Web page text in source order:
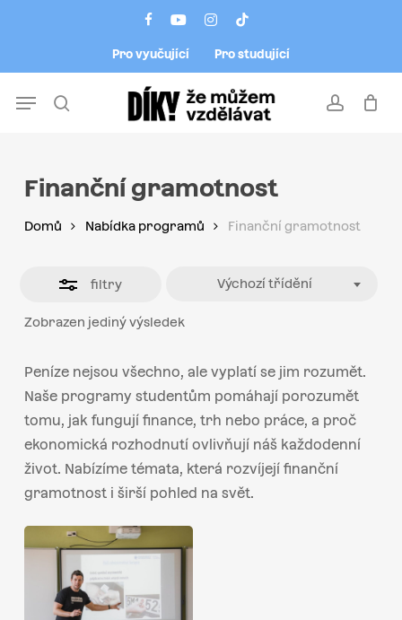
facebookyoutubeinstagram
tiktok
Pro vyučující Pro studující
account
Menu
Finanční gramotnost
Domů Nabídka programů Finanční gramotnost
filtry
Zobrazen jediný výsledek
Výchozí třídění
Peníze nejsou všechno, ale vyplatí se jim rozumět.
Naše programy studentům pomáhají porozumět
tomu, jak fungují finance, trh nebo práce, a proč
ekonomická rozhodnutí ovlivňují náš každodenní
život. Nabízíme témata, která rozvíjejí finanční
gramotnost i širší pohled na svět.